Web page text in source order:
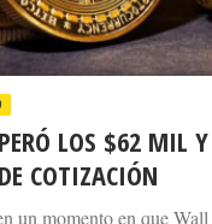
LOS $62 MIL
COTIZACIÓN
un momento en que Wall